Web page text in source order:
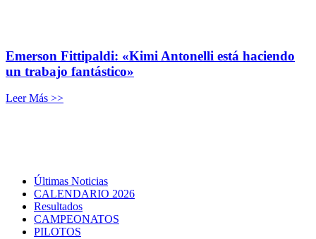
Emerson Fittipaldi: «Kimi Antonelli está haciendo
un trabajo fantástico»
Leer Más >>
Últimas Noticias
CALENDARIO 2026
Resultados
CAMPEONATOS
PILOTOS